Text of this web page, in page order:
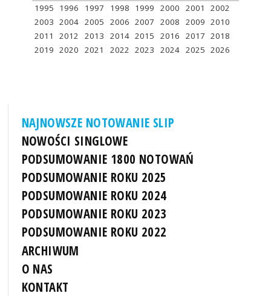
1995 1996 1997 1998 1999 2000 2001
2002
2003 2004 2005 2006 2007 2008 2009 2010
2011
2012 2013 2014 2015 2016 2017 2018
2019 2020 2021 2022 2023 2024 2025 2026
NAJNOWSZE NOTOWANIE SLIP
NOWOŚCI SINGLOWE
PODSUMOWANIE 1800 NOTOWAŃ
PODSUMOWANIE ROKU 2025
PODSUMOWANIE ROKU 2024
PODSUMOWANIE ROKU 2023
PODSUMOWANIE ROKU 2022
ARCHIWUM
O NAS
KONTAKT